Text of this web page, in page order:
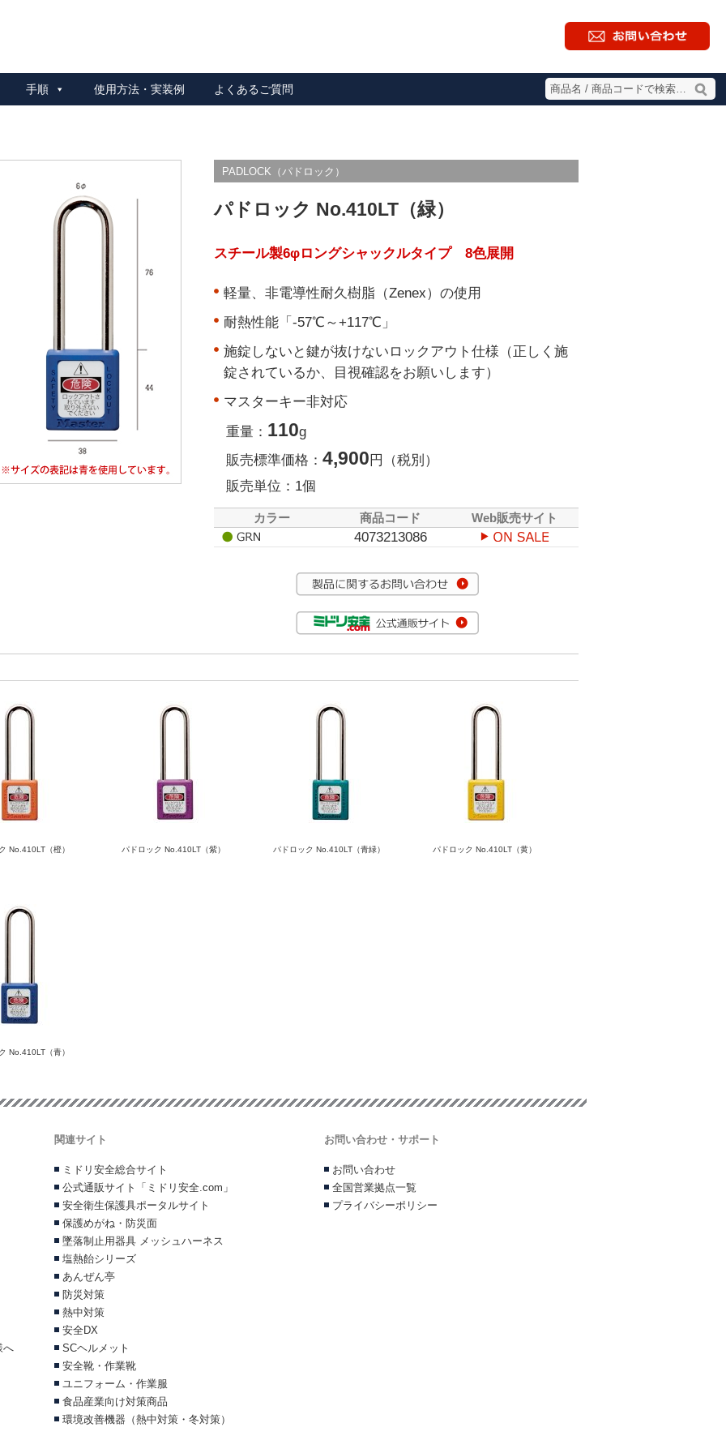
手順 使用方法・実装例 よくあるご質問
PADLOCK（パドロック）
パドロック No.410LT（緑）
スチール製6φロングシャックルタイプ 8色展開
軽量、非電導性耐久樹脂（Zenex）の使用
耐熱性能「-57℃～+117℃」
施錠しないと鍵が抜けないロックアウト仕様（正しく施
錠されているか、目視確認をお願いします）
マスターキー非対応
重量： 110g
販売標準価格： 4,900 円（税別）
販売単位：1個
カラー 商品コード Web販売サイト
4073213086
No.410LT（橙） パドロック No.410LT（紫） パドロック No.410LT（青緑） パドロック No.410LT（黄）
No.410LT（青）
へ
関連サイト
ミドリ安全総合サイト
公式通販サイト「ミドリ安全.com」
安全衛生保護具ポータルサイト
保護めがね・防災面
墜落制止用器具 メッシュハーネス
塩熱飴シリーズ
あんぜん亭
防災対策
熱中対策
安全DX
SCヘルメット
安全靴・作業靴
ユニフォーム・作業服
食品産業向け対策商品
環境改善機器（熱中対策・冬対策）
お問い合わせ・サポート
お問い合わせ
全国営業拠点一覧
プライバシーポリシー